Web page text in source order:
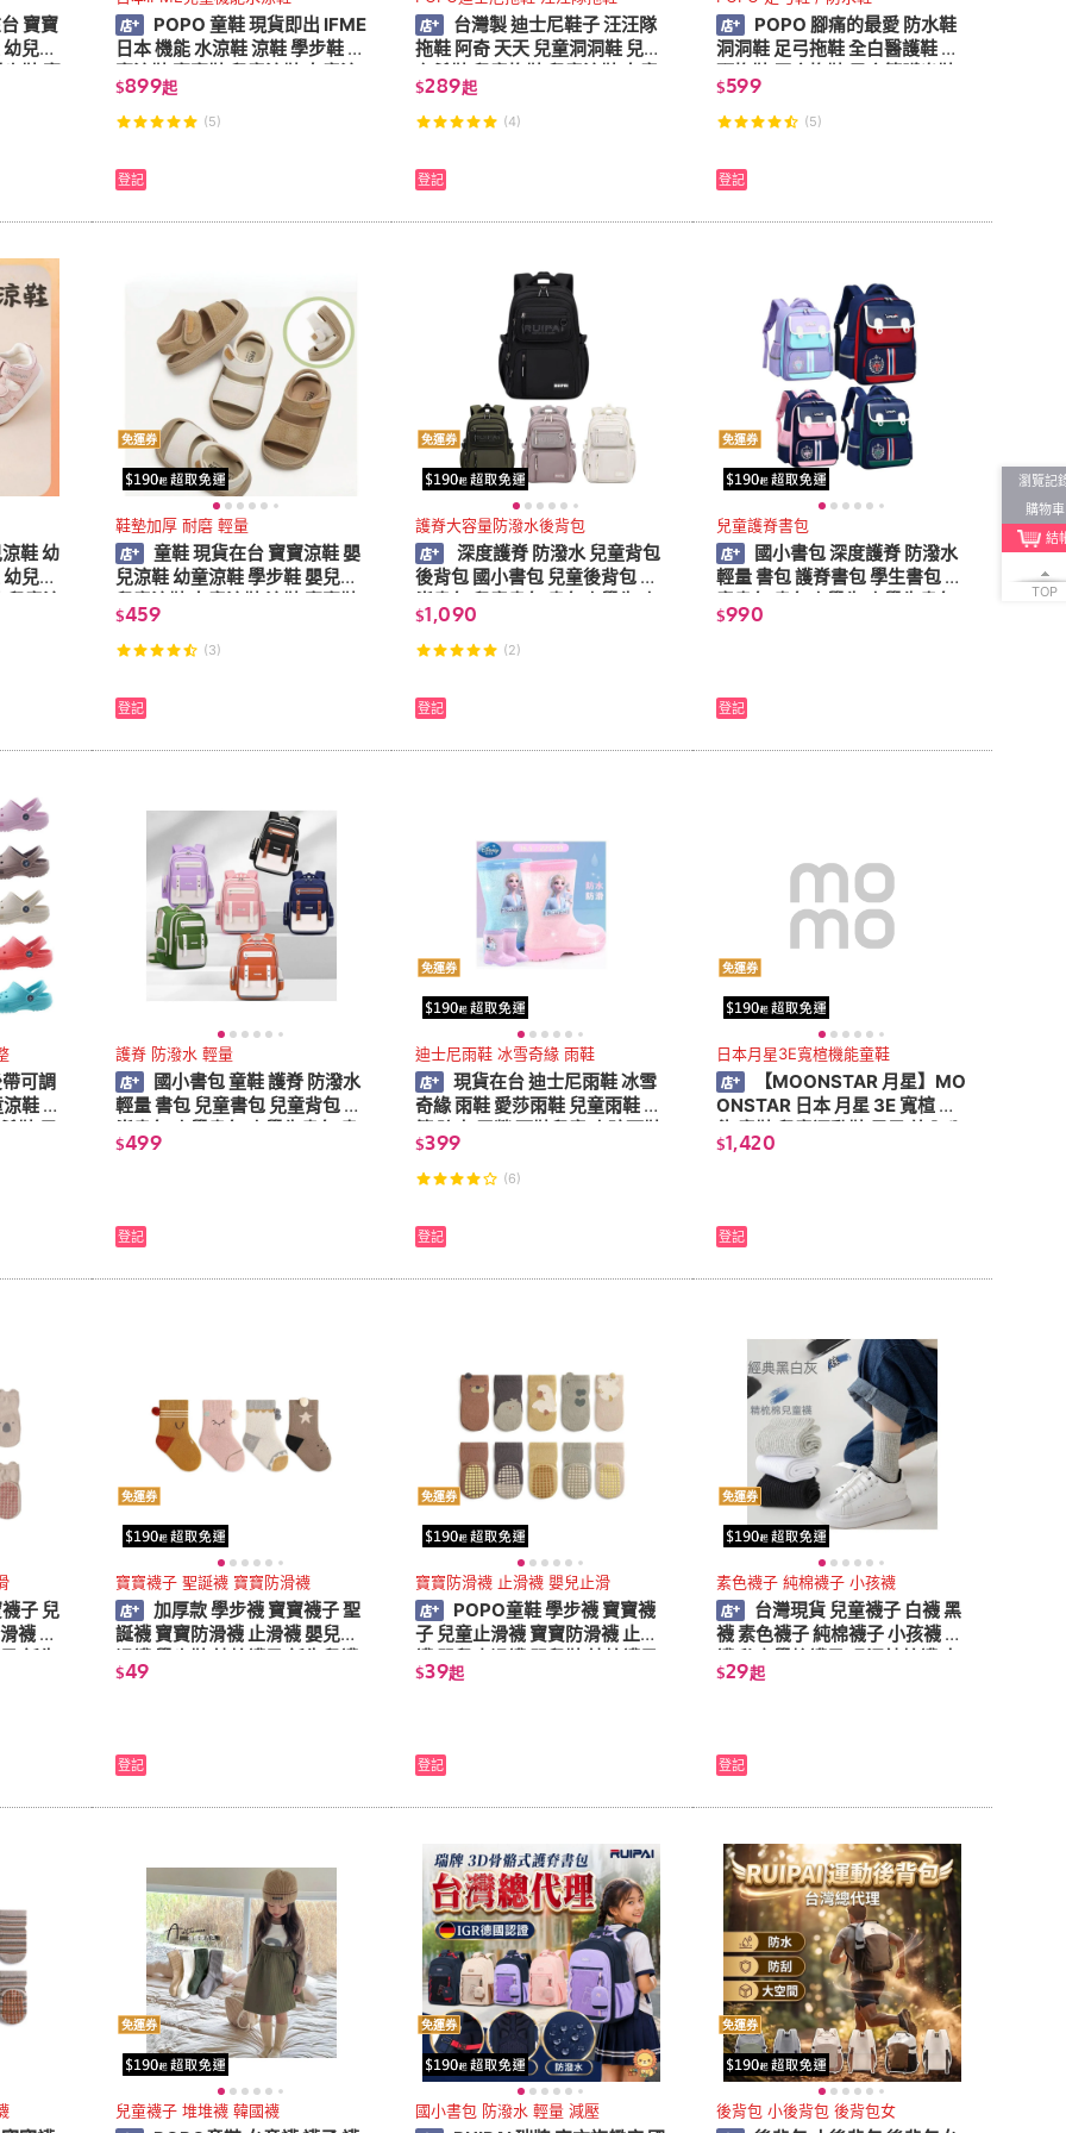
寶寶
兒涼
鞋 寶
POPO 童鞋 現貨即出 IFME
日本 機能 水涼鞋 涼鞋 學步鞋 寶
寶涼鞋 寶寶鞋 兒童涼鞋 女童涼
鞋 嬰兒涼鞋
$899起
(5)
登記
台灣製 迪士尼鞋子 汪汪隊
拖鞋 阿奇 天天 兒童洞洞鞋 兒童
布希鞋 兒童拖鞋 兒童涼鞋 女童
涼鞋 童鞋 女童鞋 男童鞋
$289起
(4)
登記
POPO 腳痛的最愛 防水鞋
洞洞鞋 足弓拖鞋 全白醫護鞋 包
頭拖鞋 厚底拖鞋 足底筋膜炎鞋
廚房防滑鞋 足弓拖鞋
$599
(5)
登記
童涼
免運券
鞋墊加厚 耐磨 輕量
童鞋 現貨在台 寶寶涼鞋 嬰
兒涼鞋 幼童涼鞋 學步鞋 嬰兒鞋
兒童涼鞋 女童涼鞋 涼鞋 寶寶鞋
寶寶鞋子 涼鞋
$459
(3)
登記
免運券
護脊大容量防潑水後背包
深度護脊 防潑水 兒童背包
後背包 國小書包 兒童後背包 護
脊書包 兒童書包 書包小學生 小
學生書包
$1,090
(2)
登記
免運券
兒童護脊書包
國小書包 深度護脊 防潑水
輕量 書包 護脊書包 學生書包 兒
童書包 書包小學生 小學生書包
$990
登記
可調
鞋 兒
鞋 男
護脊 防潑水 輕量
國小書包 童鞋 護脊 防潑水
輕量 書包 兒童書包 兒童背包 護
脊書包 小學書包 小學生書包 書
包小學生 背包
$499
登記
免運券
迪士尼雨鞋 冰雪奇緣 雨鞋
現貨在台 迪士尼雨鞋 冰雪
奇緣 雨鞋 愛莎雨鞋 兒童雨鞋 中
筒 防水 露營 雨鞋兒童 小孩雨鞋
兒童雨靴
$399
(6)
登記
免運券
日本月星3E寬楦機能童鞋
【MOONSTAR 月星】MO
ONSTAR 日本 月星 3E 寬楦 機
能 童鞋 兒童運動鞋 足弓 外內八
兒童鞋 兒童布鞋 女童鞋 男童鞋
$1,420
登記
子 兒
新生
免運券
寶寶襪子 聖誕襪 寶寶防滑襪
加厚款 學步襪 寶寶襪子 聖
誕襪 寶寶防滑襪 止滑襪 嬰兒止
滑襪 學步鞋 純棉襪子 新生兒襪
子 嬰兒鞋
$49
登記
免運券
寶寶防滑襪 止滑襪 嬰兒止滑
POPO童鞋 學步襪 寶寶襪
子 兒童止滑襪 寶寶防滑襪 止滑
襪 嬰兒止滑襪 嬰兒鞋 純棉襪子
新生兒襪
$39起
登記
免運券
素色襪子 純棉襪子 小孩襪
台灣現貨 兒童襪子 白襪 黑
襪 素色襪子 純棉襪子 小孩襪 童
襪 私立學校襪子 吸汗純棉襪 大
童襪 網襪
$29起
登記
免運券
兒童襪子 堆堆襪 韓國襪
免運券
國小書包 防潑水 輕量 減壓
免運券
後背包 小後背包 後背包女
瀏覽記
購物車
結
TOP